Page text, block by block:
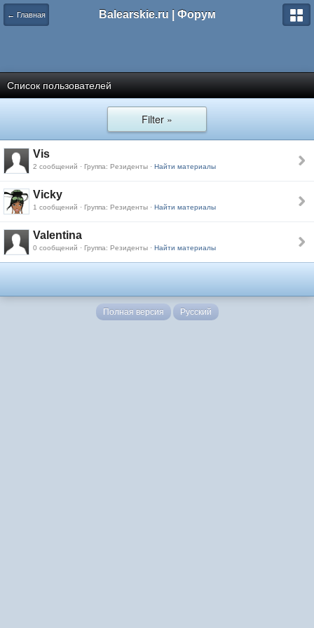
← Главная Balearskie.ru | Форум
Список пользователей
Filter »
Vis
2 сообщений · Группа: Резиденты · Найти материалы
Vicky
1 сообщений · Группа: Резиденты · Найти материалы
Valentina
0 сообщений · Группа: Резиденты · Найти материалы
Полная версия Русский